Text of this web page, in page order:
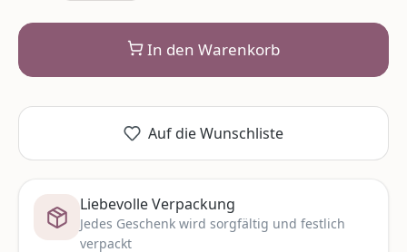
In den Warenkorb
Auf die Wunschliste
Liebevolle Verpackung
Jedes Geschenk wird sorgfältig und festlich
verpackt